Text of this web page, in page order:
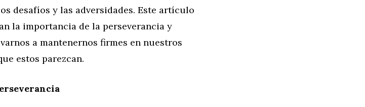
desafíos y las adversidades. Este artículo
la importancia de la perseverancia y
a mantenernos firmes en nuestros
estos parezcan.